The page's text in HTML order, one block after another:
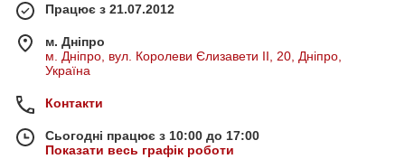
Працює з 21.07.2012
м. Дніпро
м. Дніпро, вул. Королеви Єлизавети ІІ, 20, Дніпро,
Україна
Контакти
Сьогодні працює з 10:00 до 17:00
Показати весь графік роботи